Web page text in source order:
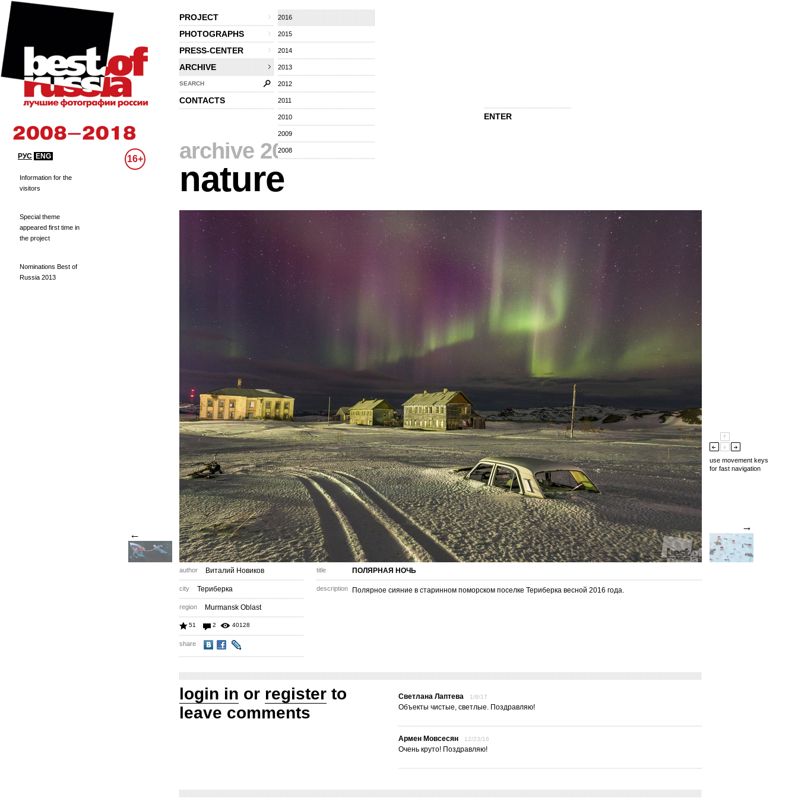
PROJECT
PHOTOGRAPHS
PRESS-CENTER
ARCHIVE
2016
2015
2014
2013
2012
2011
2010
2009
2008
SEARCH
CONTACTS
ENTER
РУС ENG 16+
Information for the
visitors
Special theme
appeared first time in
the project
Nominations Best of
Russia 2013
archive 2016⁄
nature
←
→
use movement keys
for fast navigation
author Виталий Новиков
city Териберка
region Murmansk Oblast
51 2 40128
share
title ПОЛЯРНАЯ НОЧЬ
description Полярное сияние в старинном поморском поселке Териберка весной 2016 года.
login in or register to
leave comments
Светлана Лаптева 1/8/17
Объекты чистые, светлые. Поздравляю!
Армен Мовсесян 12/23/16
Очень круто! Поздравляю!